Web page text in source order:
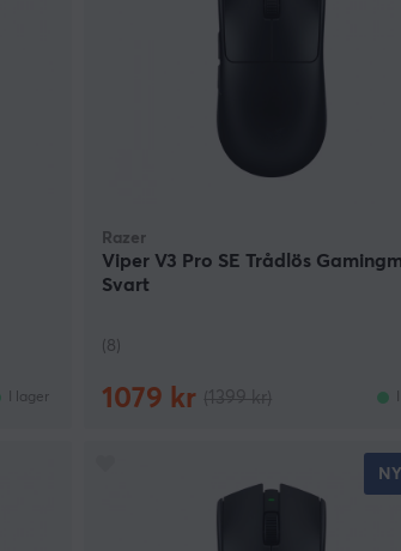
I lager
Razer
Viper V3 Pro SE Trådlös
Svart
(8)
1079 kr